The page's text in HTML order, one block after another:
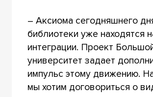
– Аксиома сегодняшнего
библиотеки уже находятся
интеграции. Проект
университет задает
импульс этому движению.
мы хотим договориться о